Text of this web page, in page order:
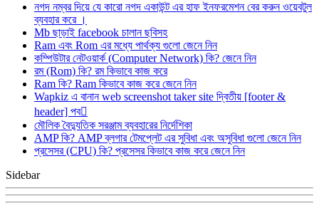
নগদ নম্বর দিয়ে যে কারো নগদ একাউন্ট এর হাফ ইনফরমেশন বের করুন ওয়েবটুল
ব্যবহার করে ।
Mb ছাড়াই facebook চালান ছবিসহ
Ram এবং Rom এর মধ্যে পার্থক্য গুলো জেনে নিন
কম্পিউটার নেটওয়ার্ক (Computer Network) কি? জেনে নিন
রম (Rom) কি? রম কিভাবে কাজ করে
Ram কি? Ram কিভাবে কাজ করে জেনে নিন
Wapkiz এ বানান web screenshot taker site দ্বিতীয় [footer &
header] পব
মৌলিক বৈদ্যুতিক সরঞ্জাম ব্যবহারের নির্দেশিকা
AMP কি? AMP ব্লগার টেমপ্লেট এর সুবিধা এবং অসুবিধা গুলো জেনে নিন
প্রসেসর (CPU) কি? প্রসেসর কিভাবে কাজ করে জেনে নিন
Sidebar